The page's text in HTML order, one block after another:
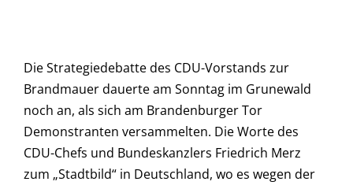
Die Strategiedebatte des CDU-Vorstands zur
Brandmauer dauerte am Sonntag im Grunewald
noch an, als sich am Brandenburger Tor
Demonstranten versammelten. Die Worte des
CDU-Chefs und Bundeskanzlers Friedrich Merz
zum „Stadtbild“ in Deutschland, wo es wegen der